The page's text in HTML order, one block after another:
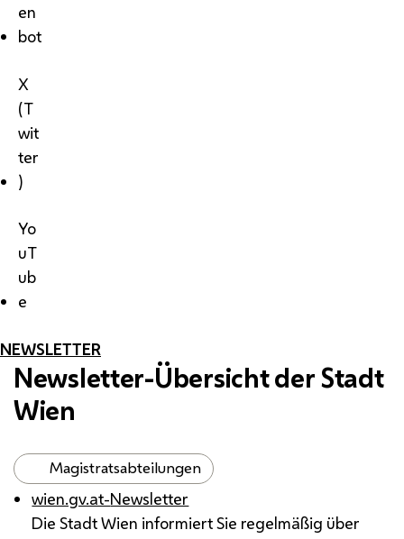
en
bot
X
(T
wit
ter
)
Yo
uT
ub
e
NEWSLETTER
Newsletter-Übersicht der Stadt
Wien
Magistratsabteilungen
wien.gv.at-Newsletter
Die Stadt Wien informiert Sie regelmäßig über